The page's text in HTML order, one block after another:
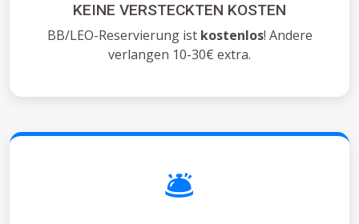
KEINE VERSTECKTEN KOSTEN
BB/LEO-Reservierung ist kostenlos! Andere
verlangen 10-30€ extra.
🛎️